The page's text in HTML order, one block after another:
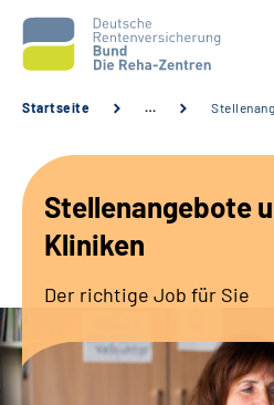
Unsere Kliniken
Sozialdienste & Zuweisende
Startseite …
Stellenangebote
Kliniken
Der richtige Job für Sie